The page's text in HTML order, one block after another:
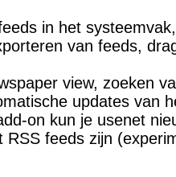
in het
van feeds,
view, zoeken
updates van
on kun je usenet
RSS feeds zijn